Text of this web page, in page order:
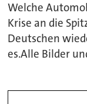
Welche
Krise an die
Deutschen
es.Alle Bilder